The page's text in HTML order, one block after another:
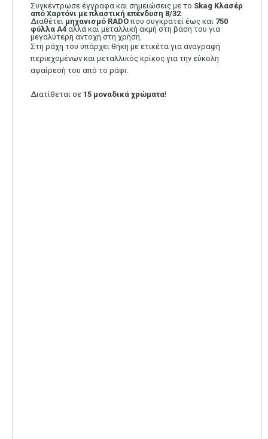
Συγκέντρωσε έγγραφα και σημειώσεις με το Skag Κλασέρ
από Χαρτόνι με πλαστική επένδυση 8/32.
Διαθέτει μηχανισμό RADOπου συγκρατεί έως και 750
φύλλα Α4 αλλά και μεταλλική ακμή στη βάση του για
μεγαλύτερη αντοχή στη χρήση.
Στη ράχη του υπάρχει θήκη με ετικέτα για αναγραφή
περιεχομένων και μεταλλικός κρίκος για την εύκολη
αφαίρεσή του από το ράφι.
Διατίθεται σε 15 μοναδικά χρώματα!